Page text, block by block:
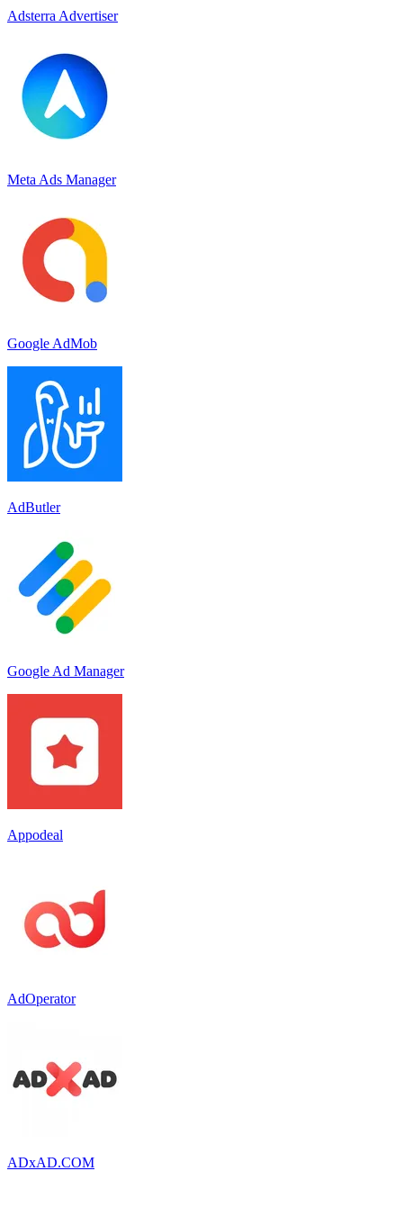
Adsterra Advertiser
Meta Ads Manager
Google AdMob
AdButler
Google Ad Manager
Appodeal
AdOperator
ADxAD.COM